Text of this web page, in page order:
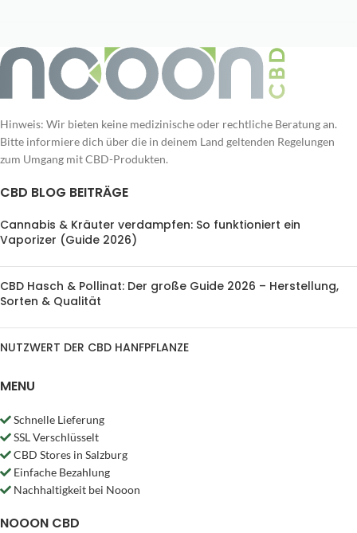
Hinweis: Wir bieten keine medizinische oder rechtliche Beratung an.
Bitte informiere dich über die in deinem Land geltenden Regelungen
zum Umgang mit CBD-Produkten.
CBD BLOG BEITRÄGE
Cannabis & Kräuter verdampfen: So funktioniert ein
Vaporizer (Guide 2026)
CBD Hasch & Pollinat: Der große Guide 2026 – Herstellung,
Sorten & Qualität
NUTZWERT DER CBD HANFPFLANZE
MENU
Schnelle Lieferung
SSL Verschlüsselt
CBD Stores in Salzburg
Einfache Bezahlung
Nachhaltigkeit bei Nooon
NOOON CBD